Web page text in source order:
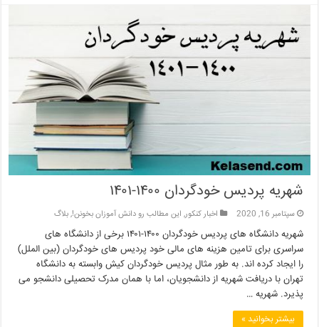
شهریه پردیس خودگردان ۱۴۰۰-۱۴۰۱
سپتامبر 16, 2020 اخبار کنکور, این مطالب رو دانش آموزان بخونن!,بلاگ
شهریه دانشگاه های پردیس خودگردان ۱۴۰۰-۱۴۰۱ برخی از دانشگاه های
سراسری برای تامین هزینه های مالی خود پردیس های خودگردان (بین الملل)
را ایجاد کرده اند. به طور مثال پردیس خودگردان کیش وابسته به دانشگاه
تهران با دریافت شهریه از دانشجویان، اما با همان مدرک تحصیلی دانشجو می
پذیرد. شهریه …
بیشتر بخوانید »